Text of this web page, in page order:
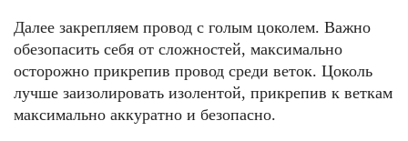
Далее закрепляем провод с голым цоколем. Важно
обезопасить себя от сложностей, максимально
осторожно прикрепив провод среди веток. Цоколь
лучше заизолировать изолентой, прикрепив к веткам
максимально аккуратно и безопасно.